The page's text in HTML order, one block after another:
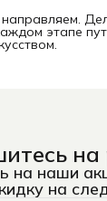
этапе
на
на наши
на